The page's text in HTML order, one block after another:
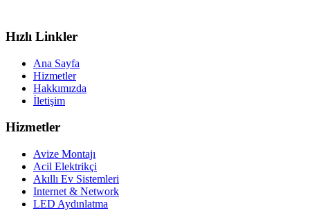
Hızlı Linkler
Ana Sayfa
Hizmetler
Hakkımızda
İletişim
Hizmetler
Avize Montajı
Acil Elektrikçi
Akıllı Ev Sistemleri
Internet & Network
LED Aydınlatma